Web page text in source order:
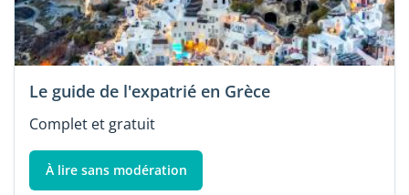
Le guide de l'expatrié en Grèce
Complet et gratuit
À lire sans modération